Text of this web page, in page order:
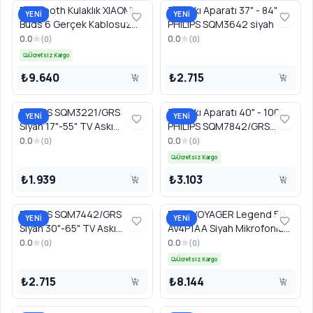
YENİ
Bluetooth Kulaklık XIAOMI
Buds 6 Gerçek Kablosuz
BHR09GTGL Nebula Mor
0.0 (0)
Ücretsiz Kargo
₺9.640
YENİ
TV Askı Aparatı 37" - 84"
PHILIPS SQM3642 siyah
0.0 (0)
₺2.715
YENİ
PHILIPS SQM3221/GRS
Siyah 17"-55" TV Askı
Aparatı
0.0 (0)
₺1.939
YENİ
TV Askı Aparatı 40" - 100"
PHILIPS SQM7842/GRS
Siyah
0.0 (0)
Ücretsiz Kargo
₺3.103
YENİ
PHILIPS SQM7442/GRS
Siyah 30"-65" TV Askı
Aparatı
0.0 (0)
₺2.715
YENİ
POLY VOYAGER Legend 50
AV4P1AA Siyah Mikrofonlu
PC Handsfree Kulaklık
0.0 (0)
Ücretsiz Kargo
₺8.144